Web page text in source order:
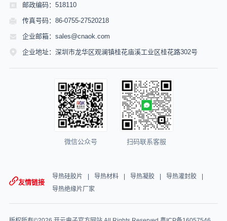
友情链接
导热硅胶片 导热材料 导热凝胶
导热灌封胶
导热绝缘片厂家
邮政编码：518110
传真号码：86-0755-27520218
企业邮箱：sales@cnaok.com
企业地址：深圳市龙华区观澜镇桂花庙溪工业区桂花路302号
微信公众号 扫码联系客服